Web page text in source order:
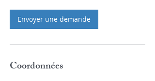
Envoyer une demande
Coordonnées